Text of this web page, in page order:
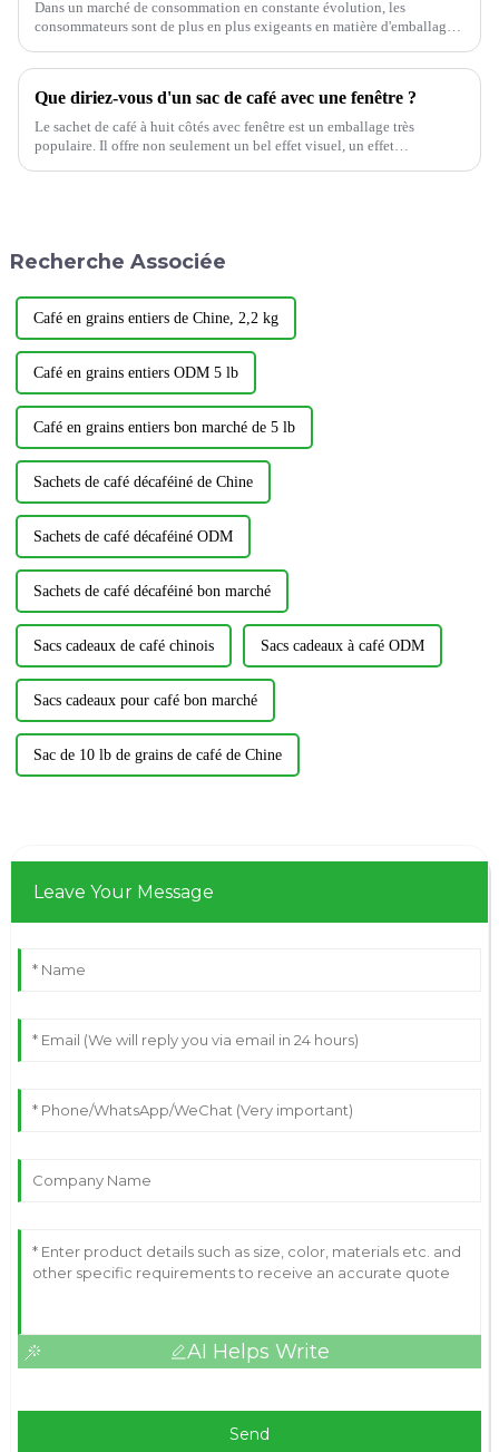
Dans un marché de consommation en constante évolution, les
consommateurs sont de plus en plus exigeants en matière d'emballage.
Que diriez-vous d'un sac de café avec une fenêtre ?
Le sachet de café à huit côtés avec fenêtre est un emballage très
populaire. Il offre non seulement un bel effet visuel, un effet
Recherche Associée
Café en grains entiers de Chine, 2,2 kg
Café en grains entiers ODM 5 lb
Café en grains entiers bon marché de 5 lb
Sachets de café décaféiné de Chine
Sachets de café décaféiné ODM
Sachets de café décaféiné bon marché
Sacs cadeaux de café chinois Sacs cadeaux à café ODM
Sacs cadeaux pour café bon marché
Sac de 10 lb de grains de café de Chine
Leave Your Message
AI Helps Write
Send